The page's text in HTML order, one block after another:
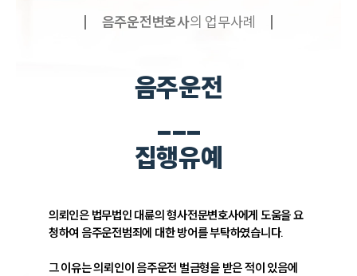
음주운전변호사의 업무사례
음주운전
___
집행유예
의뢰인은 법무법인 대륜의 형사전문변호사에게 도움을 요
청하여 음주운전범죄에 대한 방어를 부탁하였습니다.
그 이유는 의뢰인이 음주운전 벌금형을 받은 적이 있음에